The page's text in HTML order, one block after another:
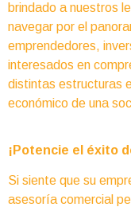
brindado a nuestros
navegar por el
emprendedores,
interesados en
distintas estructuras
económico de una
¡Potencie el éxito
Si siente que su
asesoría comercial